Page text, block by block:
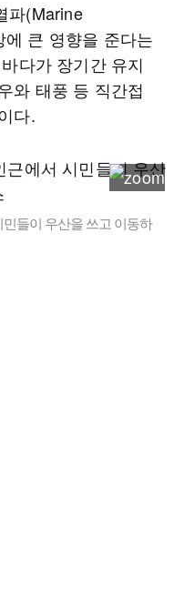
파(Marine
큰 영향을 준다는
다가 장기간 유지
와 태풍 등 직간접
다.
들이 우산을 쓰고 이동하